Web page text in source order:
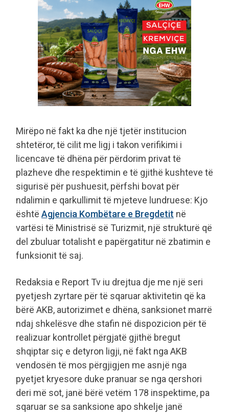
Mirëpo në fakt ka dhe një tjetër institucion
shtetëror, të cilit me ligj i takon verifikimi i
licencave të dhëna për përdorim privat të
plazheve dhe respektimin e të gjithë kushteve të
sigurisë për pushuesit, përfshi bovat për
ndalimin e qarkullimit të mjeteve lundruese: Kjo
është Agjencia Kombëtare e Bregdetit në
vartësi të Ministrisë së Turizmit, një strukturë që
del zbuluar totalisht e papërgatitur në zbatimin e
funksionit të saj.
Redaksia e Report Tv iu drejtua dje me një seri
pyetjesh zyrtare për të sqaruar aktivitetin që ka
bërë AKB, autorizimet e dhëna, sanksionet marrë
ndaj shkelësve dhe stafin në dispozicion për të
realizuar kontrollet përgjatë gjithë bregut
shqiptar siç e detyron ligji, në fakt nga AKB
vendosën të mos përgjigjen me asnjë nga
pyetjet kryesore duke pranuar se nga qershori
deri më sot, janë bërë vetëm 178 inspektime, pa
sqaruar se sa sanksione apo shkelje janë